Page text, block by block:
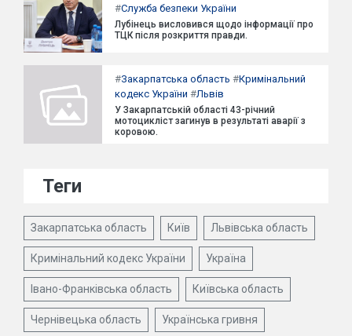
#Служба безпеки України
Лубінець висловився щодо інформації про
ТЦК після розкриття правди.
#Закарпатська область #Кримінальний
кодекс України #Львів
У Закарпатській області 43-річний
мотоцикліст загинув в результаті аварії з
коровою.
Теги
Закарпатська область Київ Львівська область
Кримінальний кодекс України Україна
Івано-Франківська область Київська область
Чернівецька область Українська гривня